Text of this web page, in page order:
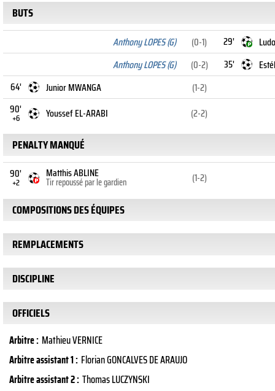
BUTS
Anthony LOPES (G) (0-1) 29'
Anthony LOPES (G)
(0-2) 35'
64'
Junior MWANGA
(1-2)
90'
+6 Youssef EL-ARABI (2-2)
PENALTY MANQUÉ
90'
+2
Matthis ABLINE
Tir repoussé par le gardien (1-2)
COMPOSITIONS DES ÉQUIPES
REMPLACEMENTS
DISCIPLINE
OFFICIELS
Arbitre : Mathieu VERNICE
Arbitre assistant 1 : Florian GONCALVES DE ARAUJO
Arbitre assistant 2 : Thomas LUCZYNSKI